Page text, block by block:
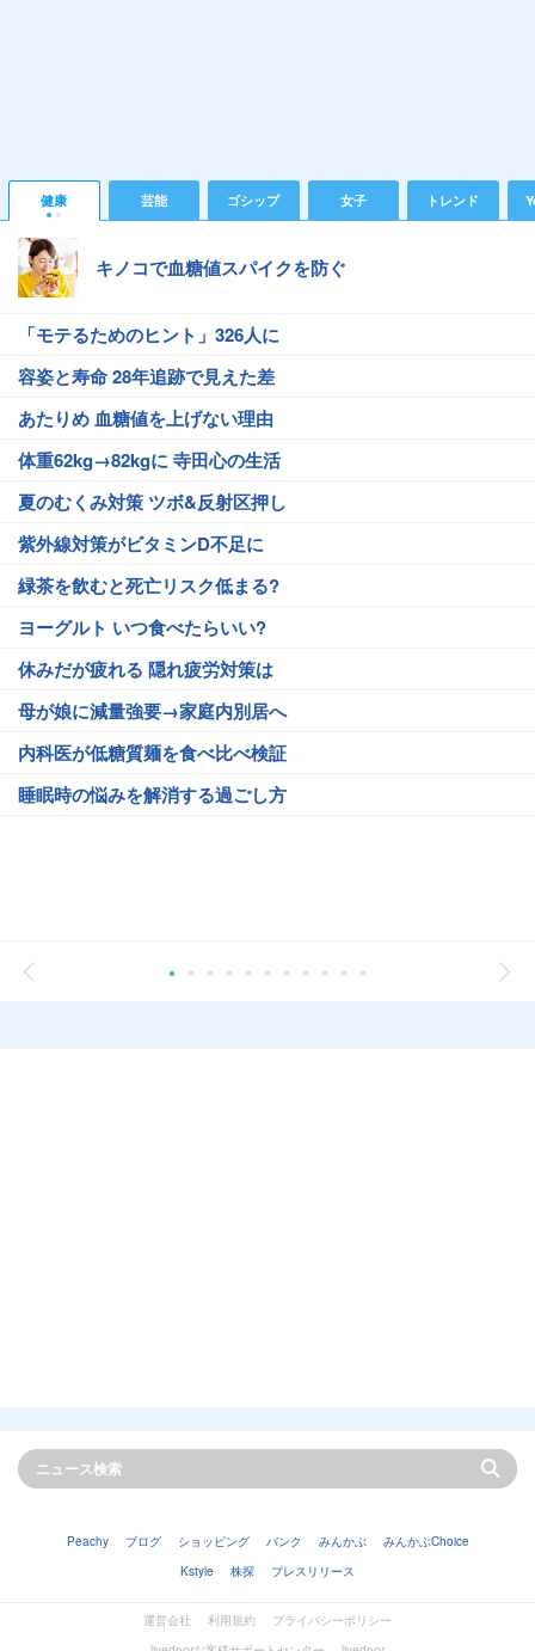
健康 芸能 ゴシップ 女子 トレンド
キノコで血糖値スパイクを防ぐ
「モテるためのヒント」326人に
容姿と寿命 28年追跡で見えた差
あたりめ 血糖値を上げない理由
体重62kg→82kgに 寺田心の生活
夏のむくみ対策 ツボ&反射区押し
紫外線対策がビタミンD不足に
緑茶を飲むと死亡リスク低まる?
ヨーグルト いつ食べたらいい?
休みだが疲れる 隠れ疲労対策は
母が娘に減量強要→家庭内別居へ
内科医が低糖質麺を食べ比べ検証
睡眠時の悩みを解消する過ごし方
Peachy ブログ ショッピング バンク みんかぶ
みんかぶChoice
Kstyle
株探 プレスリリース
運営会社 利用規約
プライバシーポリシー